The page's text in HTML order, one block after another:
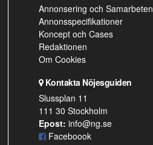
Annonsering och Samarbeten
Annonsspecifikationer
Koncept och Cases
Redaktionen
Om Cookies
Kontakta Nöjesguiden
Slussplan 11
111 30 Stockholm
Epost: info@ng.se
Faceboook